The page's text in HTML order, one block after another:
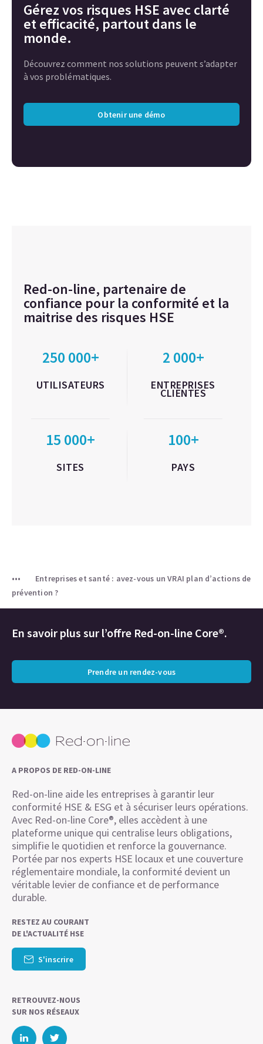
Gérez vos risques HSE avec clarté
et efficacité, partout dans le
monde.
Découvrez comment nos solutions peuvent s’adapter
à vos problématiques.
Obtenir une démo
Red-on-line, partenaire de
confiance pour la conformité et la
maitrise des risques HSE
250 000+
UTILISATEURS
2 000+
ENTREPRISES
CLIENTES
15 000+
SITES
100+
PAYS
Entreprises et santé : avez-vous un VRAI plan d’actions de
prévention ?
En savoir plus sur l’offre Red-on-line Core®.
Prendre un rendez-vous
A PROPOS DE RED-ON-LINE
Red-on-line aide les entreprises à garantir leur
conformité HSE & ESG et à sécuriser leurs opérations.
Avec Red-on-line Core®, elles accèdent à une
plateforme unique qui centralise leurs obligations,
simplifie le quotidien et renforce la gouvernance.
Portée par nos experts HSE locaux et une couverture
réglementaire mondiale, la conformité devient un
véritable levier de confiance et de performance
durable.
RESTEZ AU COURANT
DE L'ACTUALITÉ HSE
S'inscrire
RETROUVEZ-NOUS
SUR NOS RÉSEAUX